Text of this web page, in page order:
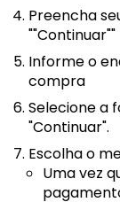
Preencha
""Continuar""
Informe o
compra
Selecione a
"Continuar".
Escolha o
Uma vez